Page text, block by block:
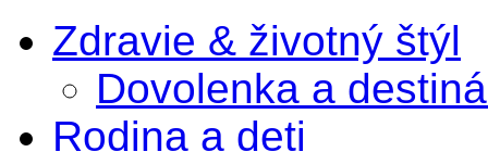
Zdravie & životný štýl
Dovolenka a
Rodina a deti